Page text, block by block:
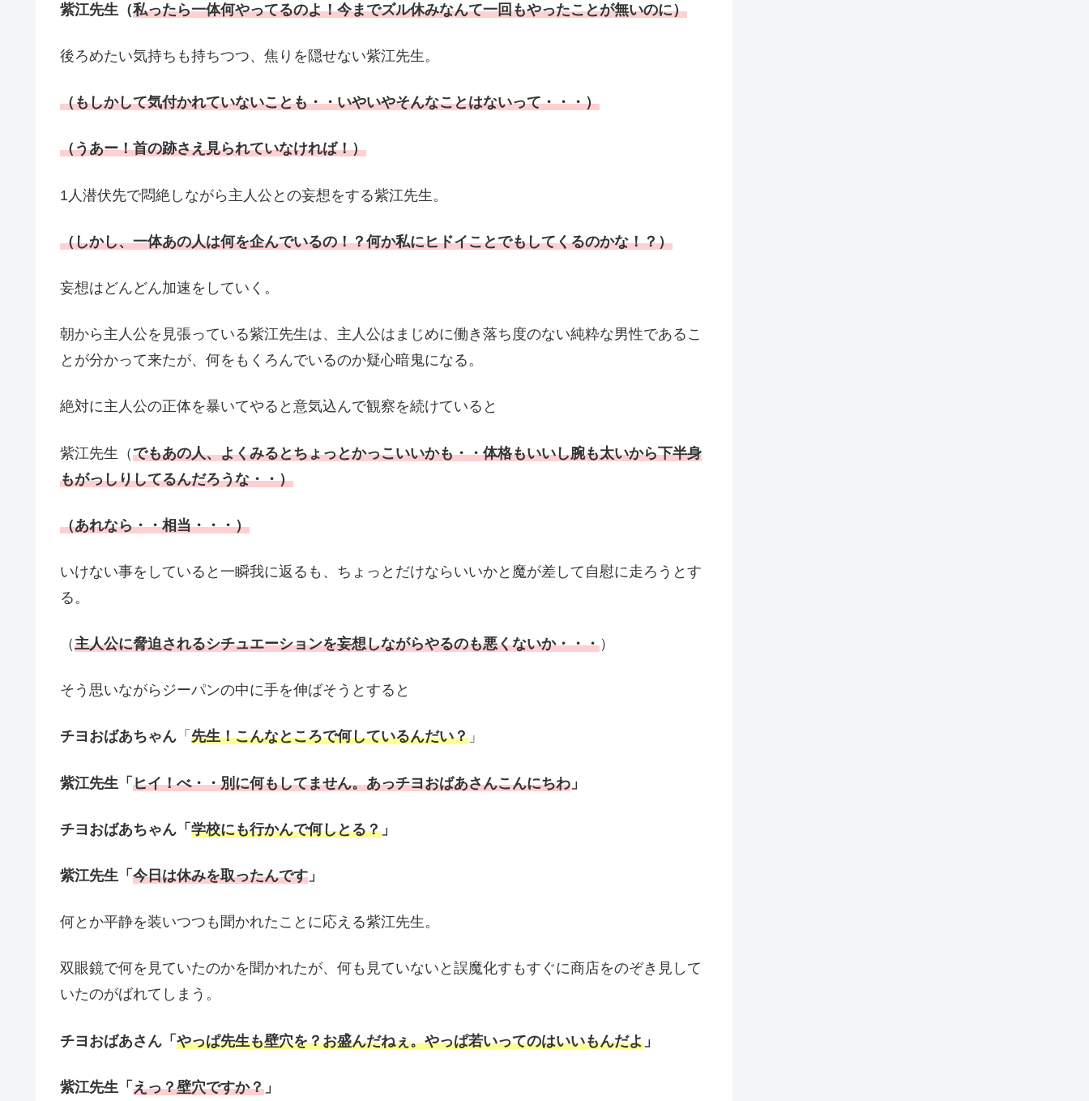
紫江先生（私ったら一体何やってるのよ！今までズル休みなんて一回もやったことが無いのに）
後ろめたい気持ちも持ちつつ、焦りを隠せない紫江先生。
（もしかして気付かれていないことも・・いやいやそんなことはないって・・・）
（うあー！首の跡さえ見られていなければ！）
1人潜伏先で悶絶しながら主人公との妄想をする紫江先生。
（しかし、一体あの人は何を企んでいるの！？何か私にヒドイことでもしてくるのかな！？）
妄想はどんどん加速をしていく。
朝から主人公を見張っている紫江先生は、主人公はまじめに働き落ち度のない純粋な男性であるこ
とが分かって来たが、何をもくろんでいるのか疑心暗鬼になる。
絶対に主人公の正体を暴いてやると意気込んで観察を続けていると
紫江先生（でもあの人、よくみるとちょっとかっこいいかも・・体格もいいし腕も太いから下半身
もがっしりしてるんだろうな・・）
（あれなら・・相当・・・）
いけない事をしていると一瞬我に返るも、ちょっとだけならいいかと魔が差して自慰に走ろうとす
る。
（主人公に脅迫されるシチュエーションを妄想しながらやるのも悪くないか・・・）
そう思いながらジーパンの中に手を伸ばそうとすると
チヨおばあちゃん 「 先生！こんなところで何しているんだい？ 」
紫江先生「 ヒイ！べ・・別に何もしてません。あっチヨおばあさんこんにちわ 」
チヨおばあちゃん「 学校にも行かんで何しとる？ 」
紫江先生「 今日は休みを取ったんです 」
何とか平静を装いつつも聞かれたことに応える紫江先生。
双眼鏡で何を見ていたのかを聞かれたが、何も見ていないと誤魔化すもすぐに商店をのぞき見して
いたのがばれてしまう。
チヨおばあさん「 やっぱ先生も壁穴を？お盛んだねぇ。やっぱ若いってのはいいもんだよ 」
紫江先生「 えっ？壁穴ですか？ 」